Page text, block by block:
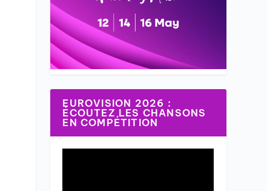
EUROVISION 2026 :
ÉCOUTEZ LES CHANSONS
EN COMPÉTITION